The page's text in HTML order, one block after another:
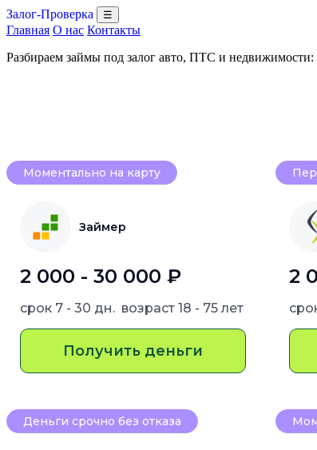
Залог-Проверка ☰
Главная О нас Контакты
Разбираем займы под залог авто, ПТС и
Моментально на карту
Займер
2 000 - 30 000 ₽
срок 7 - 30 дн. возраст 18 - 75 лет
Получить деньги
2
Деньги срочно без отказа